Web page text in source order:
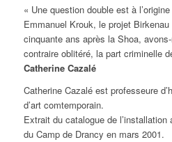
« Une question double est à
Emmanuel Krouk, le projet
cinquante ans après la Shoa,
contraire oblitéré, la part criminelle
Catherine Cazalé
Catherine Cazalé est professeure
d’art comtemporain.
Extrait du catalogue de
du Camp de Drancy en mars 2001.